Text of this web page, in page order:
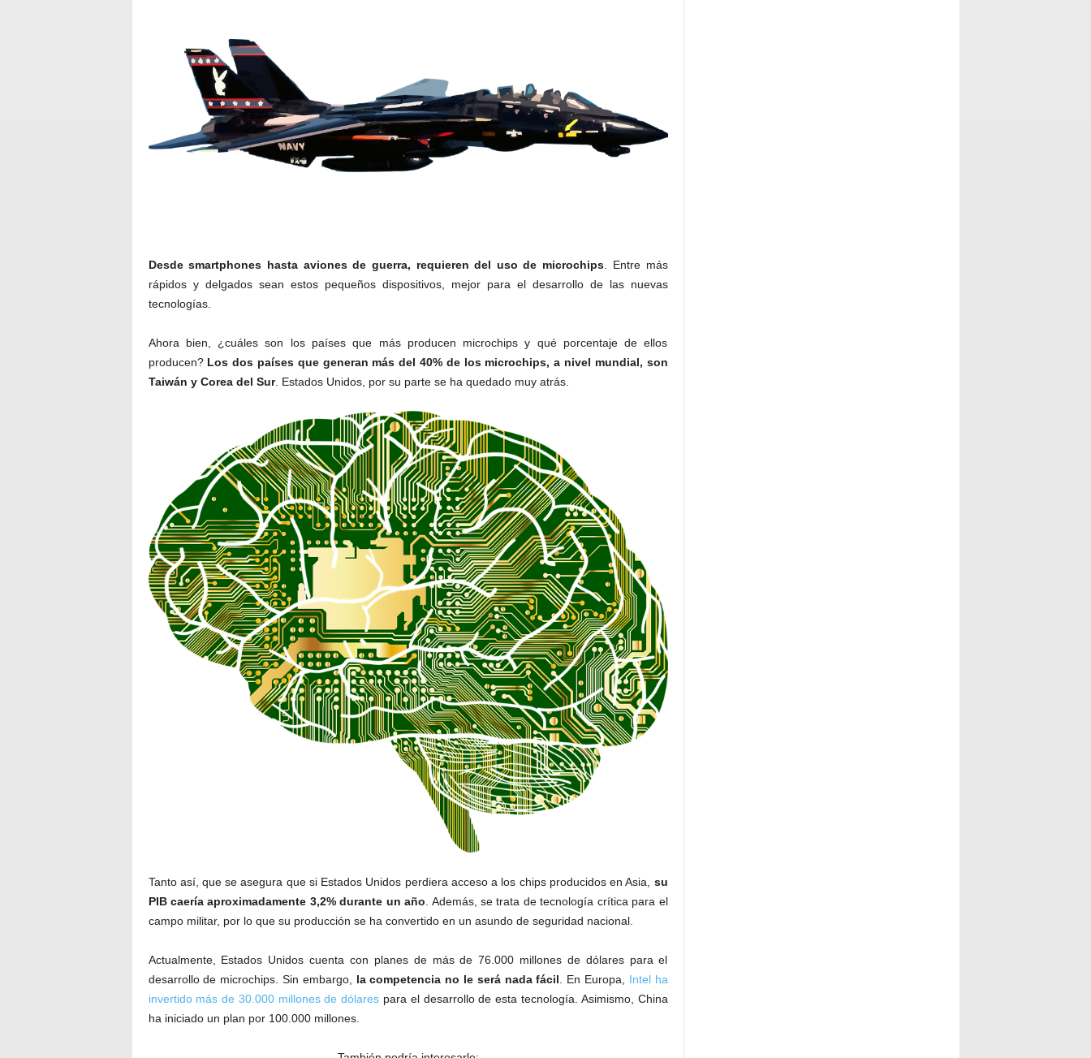
Desde smartphones hasta aviones de guerra, requieren del uso de microchips . Entre más
rápidos y delgados sean estos pequeños dispositivos, mejor para el desarrollo de las nuevas
tecnologías.
Ahora bien, ¿cuáles son los países que más producen microchips y qué porcentaje de ellos
producen? Los dos países que generan más del 40% de los microchips, a nivel mundial, son
Taiwán y Corea del Sur. Estados Unidos, por su parte se ha quedado muy atrás.
Tanto así, que se asegura que si Estados Unidos perdiera acceso a los chips producidos en Asia, su
PIB caería aproximadamente 3,2% durante un año . Además, se trata de tecnología crítica para el
campo militar, por lo que su producción se ha convertido en un asundo de seguridad nacional.
Actualmente, Estados Unidos cuenta con planes de más de 76.000 millones de dólares para el
desarrollo de microchips. Sin embargo,
la competencia no le será nada fácil . En Europa, Intel ha
invertido más de 30.000 millones de dólares para el desarrollo de esta tecnología. Asimismo, China
ha iniciado un plan por 100.000 millones.